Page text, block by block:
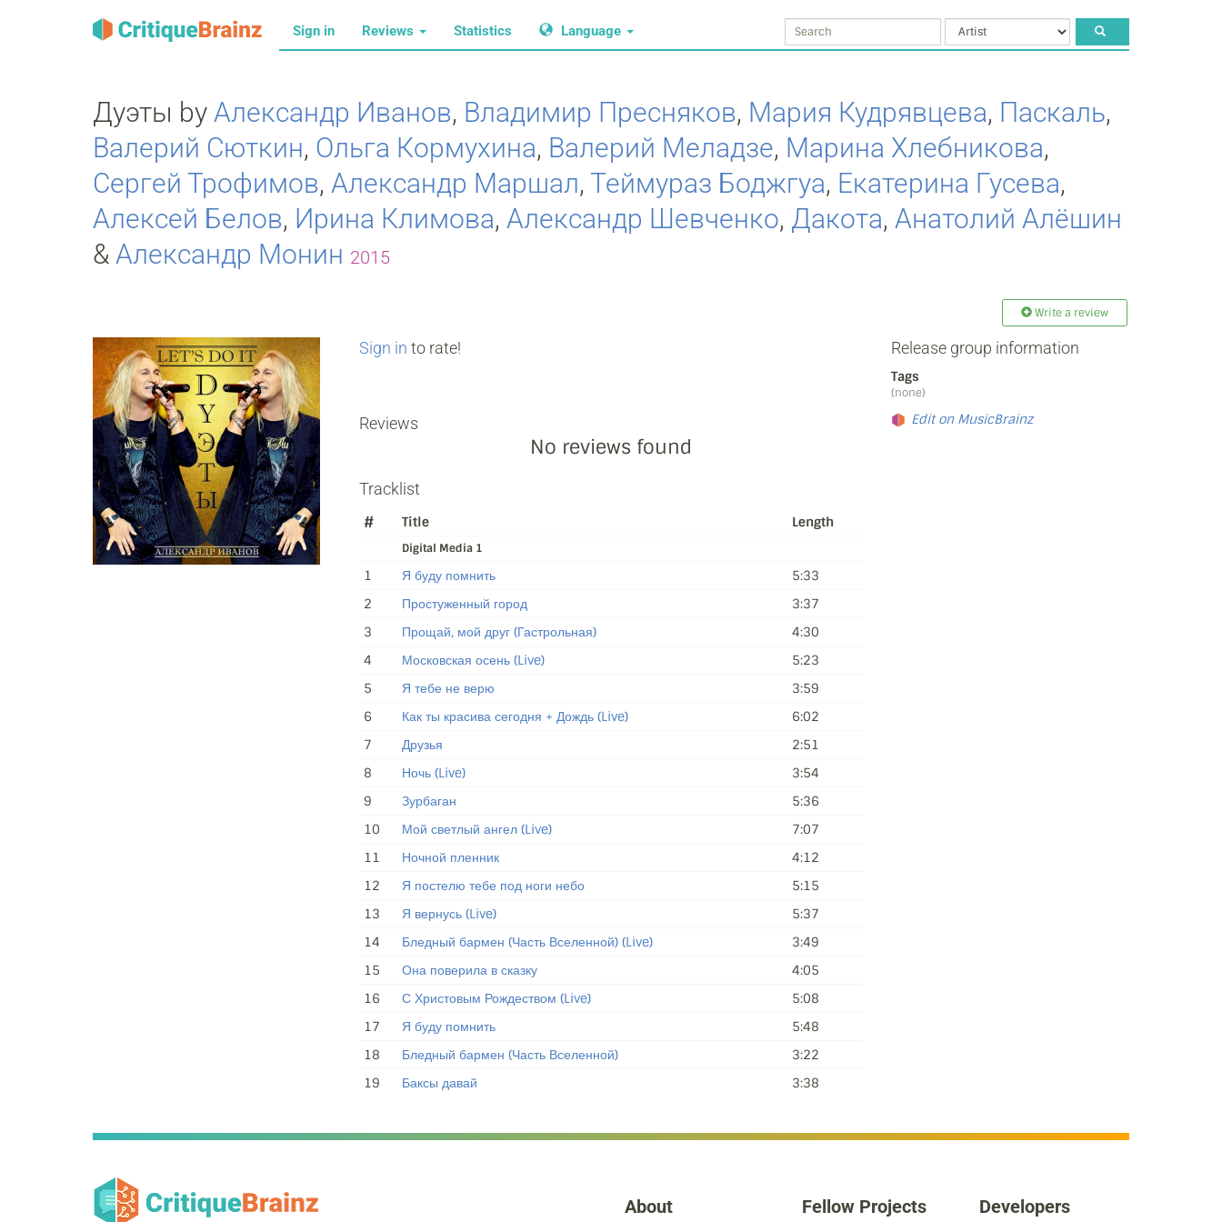
Sign in Reviews Statistics Language
Дуэты by Александр Иванов, Владимир Пресняков, Мария Кудрявцева, Паскаль,
Валерий Сюткин, Ольга Кормухина, Валерий Меладзе, Марина Хлебникова,
Сергей Трофимов, Александр Маршал, Теймураз Боджгуа, Екатерина Гусева,
Алексей Белов, Ирина Климова, Александр Шевченко, Дакота, Анатолий Алёшин
& Александр Монин 2015
Write a review
Sign in to rate!
Reviews
No reviews found
Tracklist
# Title Length
Digital Media 1
1 Я буду помнить
5:33
2
Простуженный город
3:37
3
Прощай, мой друг (Гастрольная)
4:30
4
Московская осень (Live)
5:23
5
Я тебе не верю
3:59
6
Как ты красива сегодня + Дождь (Live)
6:02
7
Друзья
2:51
8
Ночь (Live)
3:54
9
Зурбаган
5:36
10
Мой светлый ангел (Live)
7:07
11
Ночной пленник
4:12
12
Я постелю тебе под ноги небо
5:15
13
Я вернусь (Live)
5:37
14
Бледный бармен (Часть Вселенной) (Live)
3:49
15
Она поверила в сказку
4:05
16
С Христовым Рождеством (Live)
5:08
17
Я буду помнить
5:48
18
Бледный бармен (Часть Вселенной)
3:22
19
Баксы давай 3:38
Release group information
Tags
(none)
Edit on MusicBrainz
About Fellow Projects Developers